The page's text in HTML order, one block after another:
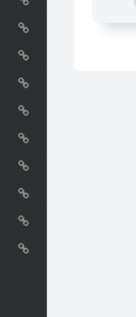
工具排行榜
设计排行榜
国外网站
生活
直播
动漫
电影
教程
纪录片